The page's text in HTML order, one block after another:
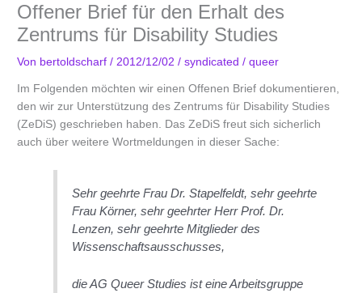
Offener Brief für den Erhalt des
Zentrums für Disability Studies
Von bertoldscharf/ 2012/12/02/syndicated /queer
Im Folgenden möchten wir einen Offenen Brief dokumentieren,
den wir zur Unterstützung des Zentrums für Disability Studies
(ZeDiS) geschrieben haben. Das ZeDiS freut sich sicherlich
auch über weitere Wortmeldungen in dieser Sache:
Sehr geehrte Frau Dr. Stapelfeldt, sehr geehrte
Frau Körner, sehr geehrter Herr Prof. Dr.
Lenzen, sehr geehrte Mitglieder des
Wissenschaftsausschusses,
die AG Queer Studies ist eine Arbeitsgruppe